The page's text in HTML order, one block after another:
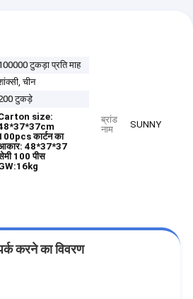
टुकड़ा प्रति माह
चीन
टुकड़े
size:
कार्टन का
48*37*37
100 पीस
ब्रांड
नाम
SUNNY
करने का विवरण